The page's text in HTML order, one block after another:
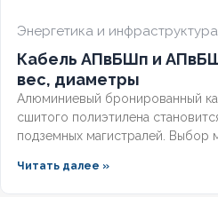
Энергетика и инфраструктура
Кабель АПвБШп и
вес, диаметры
Алюминиевый бронированный
сшитого полиэтилена
подземных магистралей. Выбор
вод и требований к
Читать далее »